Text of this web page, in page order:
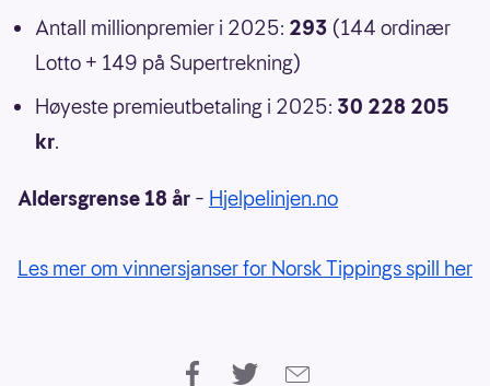
Antall millionpremier i 2025: 293 (144 ordinær
Lotto + 149 på Supertrekning)
Høyeste premieutbetaling i 2025: 30 228 205
kr.
Aldersgrense 18 år – Hjelpelinjen.no
Les mer om vinnersjanser for Norsk Tippings spill her